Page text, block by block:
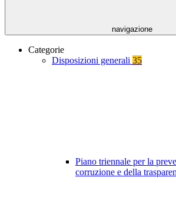
navigazione
Categorie
Disposizioni generali 35
Piano triennale per la
corruzione e della